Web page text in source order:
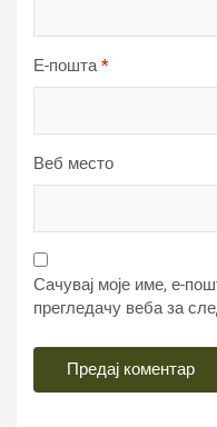
Е-пошта*
Веб место
Сачувај моје име, е-
прегледачу веба за